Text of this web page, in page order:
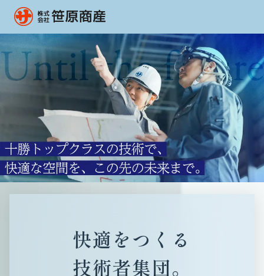
快適をつくる
技術者集団。